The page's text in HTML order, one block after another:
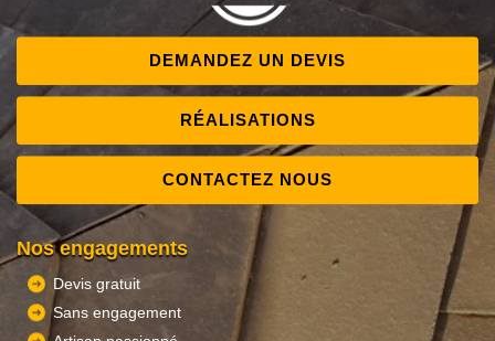
DEMANDEZ UN DEVIS
RÉALISATIONS
CONTACTEZ NOUS
Nos engagements
Devis gratuit
Sans engagement